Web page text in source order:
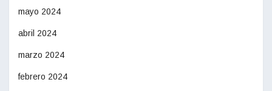
mayo 2024
abril 2024
marzo 2024
febrero 2024